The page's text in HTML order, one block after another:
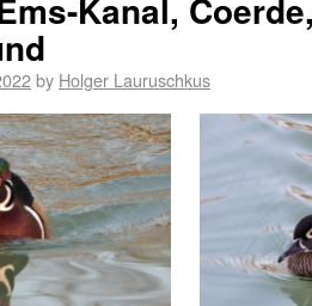
Kanal,
by Holger Lauruschkus